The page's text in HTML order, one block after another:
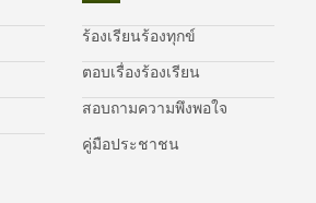
ร้องเรียนร้องทุกข์
ตอบเรื่องร้องเรียน
สอบถามความพึงพอใจ
คู่มือประชาชน